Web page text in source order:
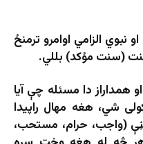
نبوي الزامي اوامرو ترمنځ
(سنت مؤکد) بللي.
همداراز دا مسئله چې آیا
شي، هغه مهال راپیدا
(واجب، حرام، مستحب،